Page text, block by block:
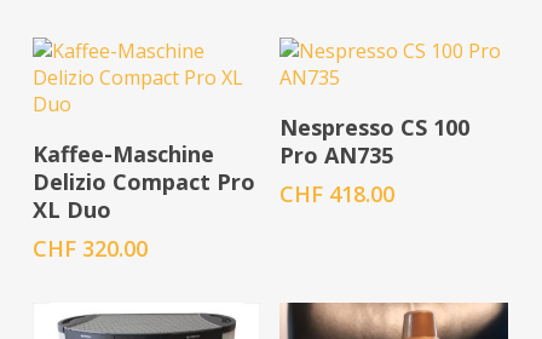
In den Warenkorb
Kaffee-Maschine
Delizio Compact Pro
XL Duo
CHF320.00
In den Warenkorb
Nespresso CS 100
Pro AN735
CHF 418.00